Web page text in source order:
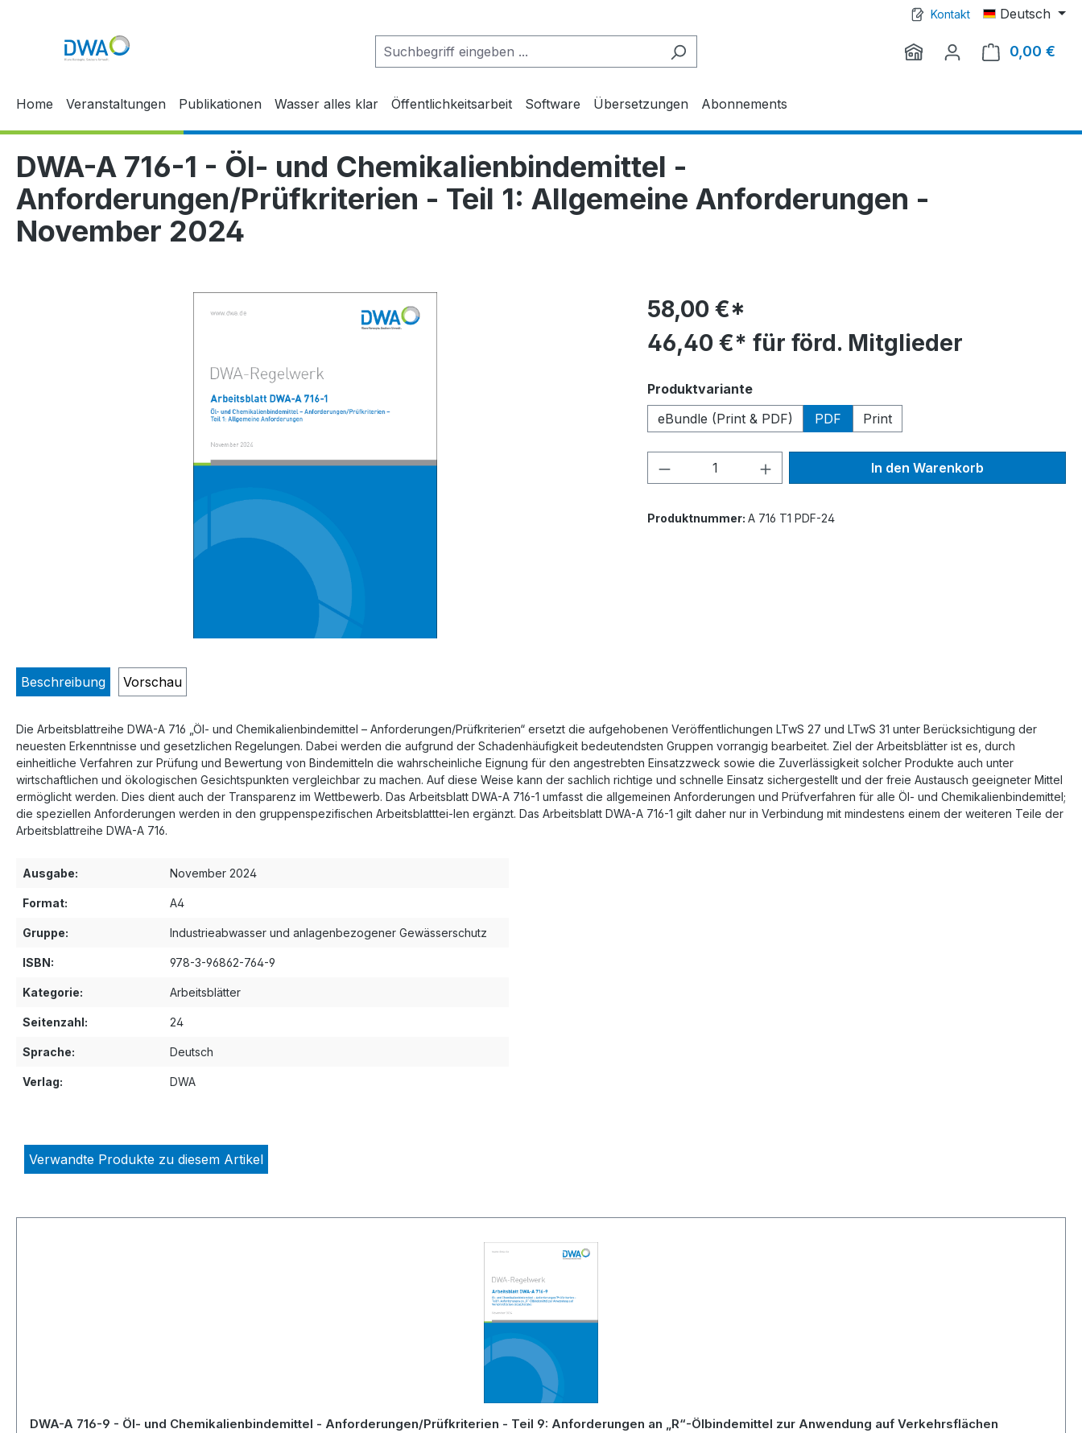
Kontakt Deutsch
0,00 €
Home Veranstaltungen Publikationen Wasser alles klar Öffentlichkeitsarbeit Software Übersetzungen Abonnements
DWA-A 716-1 - Öl- und Chemikalienbindemittel -
Anforderungen/Prüfkriterien - Teil 1: Allgemeine Anforderungen -
November 2024
58,00 €*
46,40 €* für förd. Mitglieder
Produktvarianteauswählen
eBundle (Print & PDF)
PDF Print
Produkt Anzahl: Gib den gewünschten Wert
In den Warenkorb
Produktnummer: A 716 T1 PDF-24
Beschreibung Vorschau
Die Arbeitsblattreihe DWA-A 716 „Öl- und Chemikalienbindemittel – Anforderungen/Prüfkriterien“ ersetzt die aufgehobenen Veröffentlichungen LTwS 27 und LTwS 31 unter Berücksichtigung der
neuesten Erkenntnisse und gesetzlichen Regelungen. Dabei werden die aufgrund der Schadenhäufigkeit bedeutendsten Gruppen vorrangig bearbeitet. Ziel der Arbeitsblätter ist es, durch
einheitliche Verfahren zur Prüfung und Bewertung von Bindemitteln die wahrscheinliche Eignung für den angestrebten Einsatzzweck sowie die Zuverlässigkeit solcher Produkte auch unter
wirtschaftlichen und ökologischen Gesichtspunkten vergleichbar zu machen. Auf diese Weise kann der sachlich richtige und schnelle Einsatz sichergestellt und der freie Austausch geeigneter Mittel
ermöglicht werden. Dies dient auch der Transparenz im Wettbewerb. Das Arbeitsblatt DWA-A 716-1 umfasst die allgemeinen Anforderungen und Prüfverfahren für alle Öl- und Chemikalienbindemittel;
die speziellen Anforderungen werden in den gruppenspezifischen Arbeitsblatttei-len ergänzt. Das Arbeitsblatt DWA-A 716-1 gilt daher nur in Verbindung mit mindestens einem der weiteren Teile der
Arbeitsblattreihe DWA-A 716.
Ausgabe: November 2024
Format: A4
Gruppe: Industrieabwasser und anlagenbezogener Gewässerschutz
ISBN: 978-3-96862-764-9
Kategorie: Arbeitsblätter
Seitenzahl: 24
Sprache: Deutsch
Verlag: DWA
Verwandte Produkte zu diesem Artikel
DWA-A 716-9 - Öl- und Chemikalienbindemittel - Anforderungen/Prüfkriterien - Teil 9: Anforderungen an „R“-Ölbindemittel zur Anwendung auf Verkehrsflächen